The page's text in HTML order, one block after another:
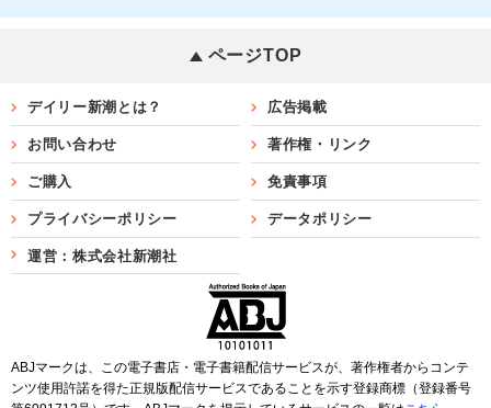
ページTOP
デイリー新潮とは？ 広告掲載
お問い合わせ 著作権・リンク
ご購入 免責事項
プライバシーポリシー データポリシー
運営：株式会社新潮社
ABJマークは、この電子書店・電子書籍配信サービスが、著作権者からコンテ
ンツ使用許諾を得た正規版配信サービスであることを示す登録商標（登録番号